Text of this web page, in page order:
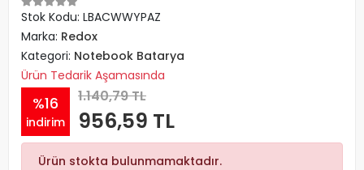
Stok Kodu: LBACWWYPAZ
Marka: Redox
Kategori: Notebook Batarya
Ürün Tedarik Aşamasında
%16
indirim
1.140,79 TL
956,59 TL
Ürün stokta bulunmamaktadır.